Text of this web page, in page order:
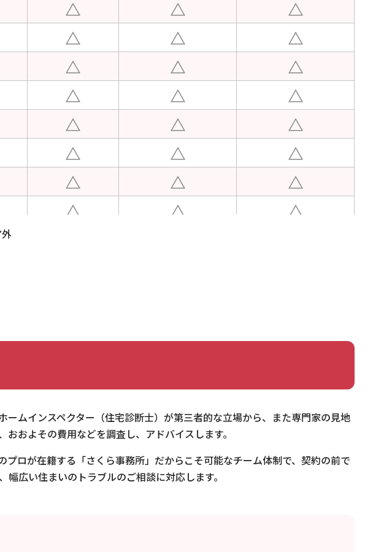
ムインスペクター（住宅診断士）が第三者的な立場から、また専門家の見地
およその費用などを調査し、アドバイスします。
ロが在籍する「さくら事務所」だからこそ可能なチーム体制で、契約の前で
広い住まいのトラブルのご相談に対応します。